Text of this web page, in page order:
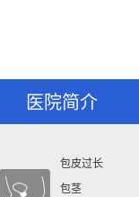
医院简介
包皮过长
包茎